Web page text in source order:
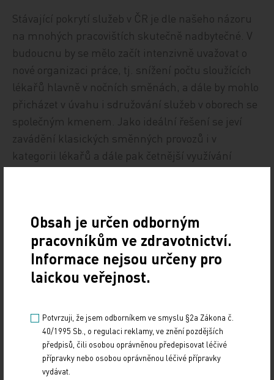
Stávající pokrytí služeb v ČR je dle našeho názoru
na mnohých pracovištích skutečně nadbytečné. V
budoucnu by se mělo začít intenzivně uvažovat o
nové organizaci práce, tj. snížení počtu sloužících
lékařů hlavně v nočních směnách, a dále by mohlo
přicházet v úvahu i sdružování služeb v oborech se
společným kmenem. Jako ideální řešení se jeví
zavádění klasických směnných provozů i v
kategorii lékařů a dále pak četnější využívání
poskytované péči a samozřejmě i přijímání nových
zaměstnanců v této kategorii, což povede k
navyšování mzdových nákladů u jednotlivých
poskytovatelů zdravotních služeb.
výkonný ředitel Asociace českých a moravských
nemocnic
Obsah je určen odborným
pracovníkům ve zdravotnictví.
Informace nejsou určeny pro
laickou veřejnost.
Potvrzuji, že jsem odborníkem ve smyslu §2a Zákona č.
40/1995 Sb., o regulaci reklamy, ve znění pozdějších
předpisů, čili osobou oprávněnou předepisovat léčivé
přípravky nebo osobou oprávněnou léčivé přípravky
vydávat.